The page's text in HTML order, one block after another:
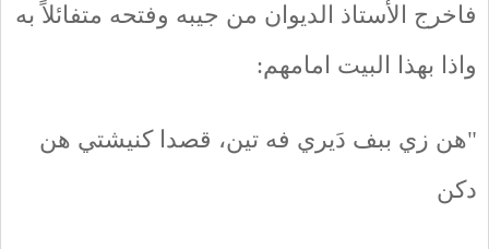
فاخرج الأستاذ الديوان من جيبه وفتحه متفائلاً به
واذا بهذا البيت امامهم:
"هن زي ببف دَيري فه تين، قصدا كنيشتي هن
دكن